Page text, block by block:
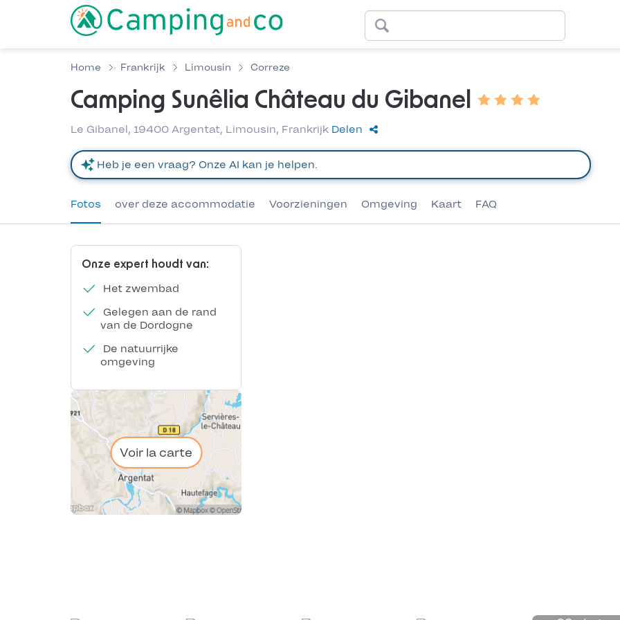
Home Frankrijk Limousin Correze
Camping Sunêlia Château du Gibanel
Le Gibanel, 19400 Argentat, Limousin, Frankrijk Delen
Fotos over deze accommodatie Voorzieningen Omgeving Kaart FAQ
Onze expert houdt van:
Het zwembad
Gelegen aan de rand
van de Dordogne
De natuurrijke
omgeving
Voir la carte